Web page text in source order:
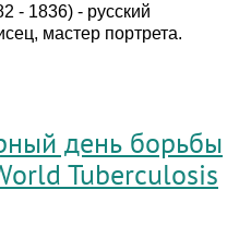
- 1836) - русский
мастер портрета.
день борьбы
Tuberculosis